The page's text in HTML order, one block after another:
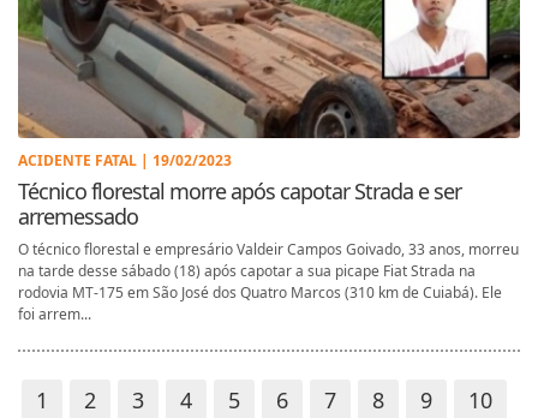
ACIDENTE FATAL | 19/02/2023
Técnico florestal morre após capotar Strada e ser
arremessado
O técnico florestal e empresário Valdeir Campos Goivado, 33 anos, morreu
na tarde desse sábado (18) após capotar a sua picape Fiat Strada na
rodovia MT-175 em São José dos Quatro Marcos (310 km de Cuiabá). Ele
foi arrem...
1 2 3 4 5 6 7 8 9
10